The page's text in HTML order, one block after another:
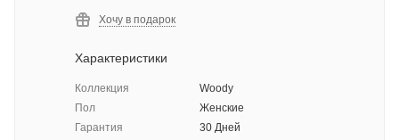
Хочу в подарок
Характеристики
Коллекция
Woody
Пол
Женские
Гарантия
30 Дней